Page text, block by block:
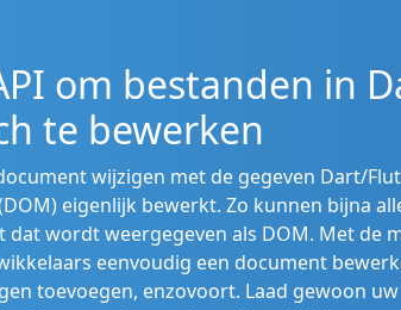
om bestanden in
te bewerken
wijzigen met de gegeven Dart/
eigenlijk bewerkt. Zo kunnen bijna
wordt weergegeven als DOM. Met de
eenvoudig een document
toevoegen, enzovoort. Laad gewoon uw